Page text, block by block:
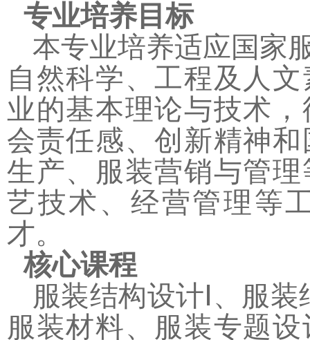
专业培养目标
本专业培养适应国家
自然科学、工程及人
业的基本理论与技术
会责任感、创新精神
生产、服装营销与管
艺技术、经营管理等
才。
核心课程
服装结构设计Ⅰ、服
服装材料、服装专题